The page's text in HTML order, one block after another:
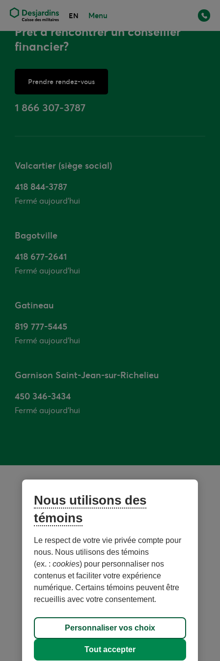
EN Menu
Prêt à rencontrer un conseiller
financier?
Prendre rendez-vous
1 866 307-3787
Valcartier (siège social)
418 844-3787
Fermé aujourd'hui
Bagotville
418 677-2641
Fermé aujourd'hui
Gatineau
819 777-5445
Fermé aujourd'hui
Garnison Saint-Jean-sur-Richelieu
450 346-3434
Fermé aujourd'hui
Carte du site
Personnaliser les témoins
Nous utilisons des
témoins
Le respect de votre vie privée compte pour
nous. Nous utilisons des témoins
(ex. : cookies) pour personnaliser nos
contenus et faciliter votre expérience
numérique. Certains témoins peuvent être
recueillis avec votre consentement.
Personnaliser vos choix
Tout accepter